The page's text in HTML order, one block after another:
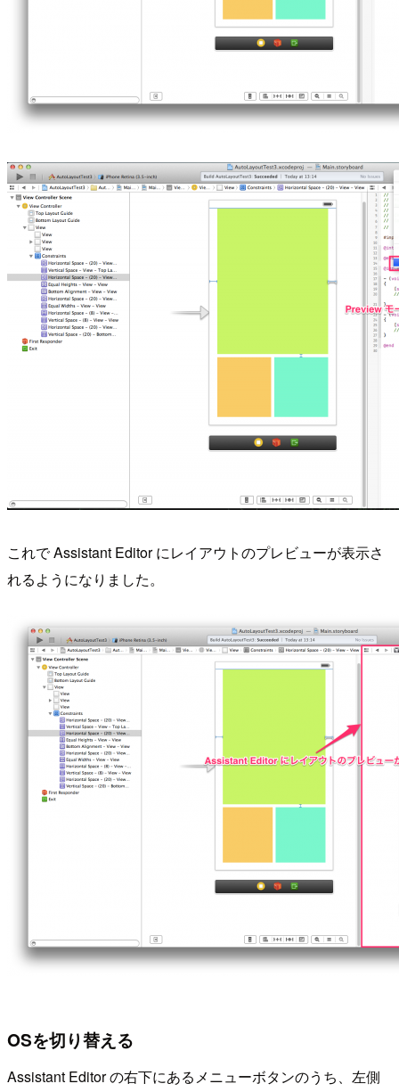
これで Assistant Editor にレイアウトのプレビューが表示さ
れるようになりました。
OSを切り替える
Assistant Editor の右下にあるメニューボタンのうち、左側